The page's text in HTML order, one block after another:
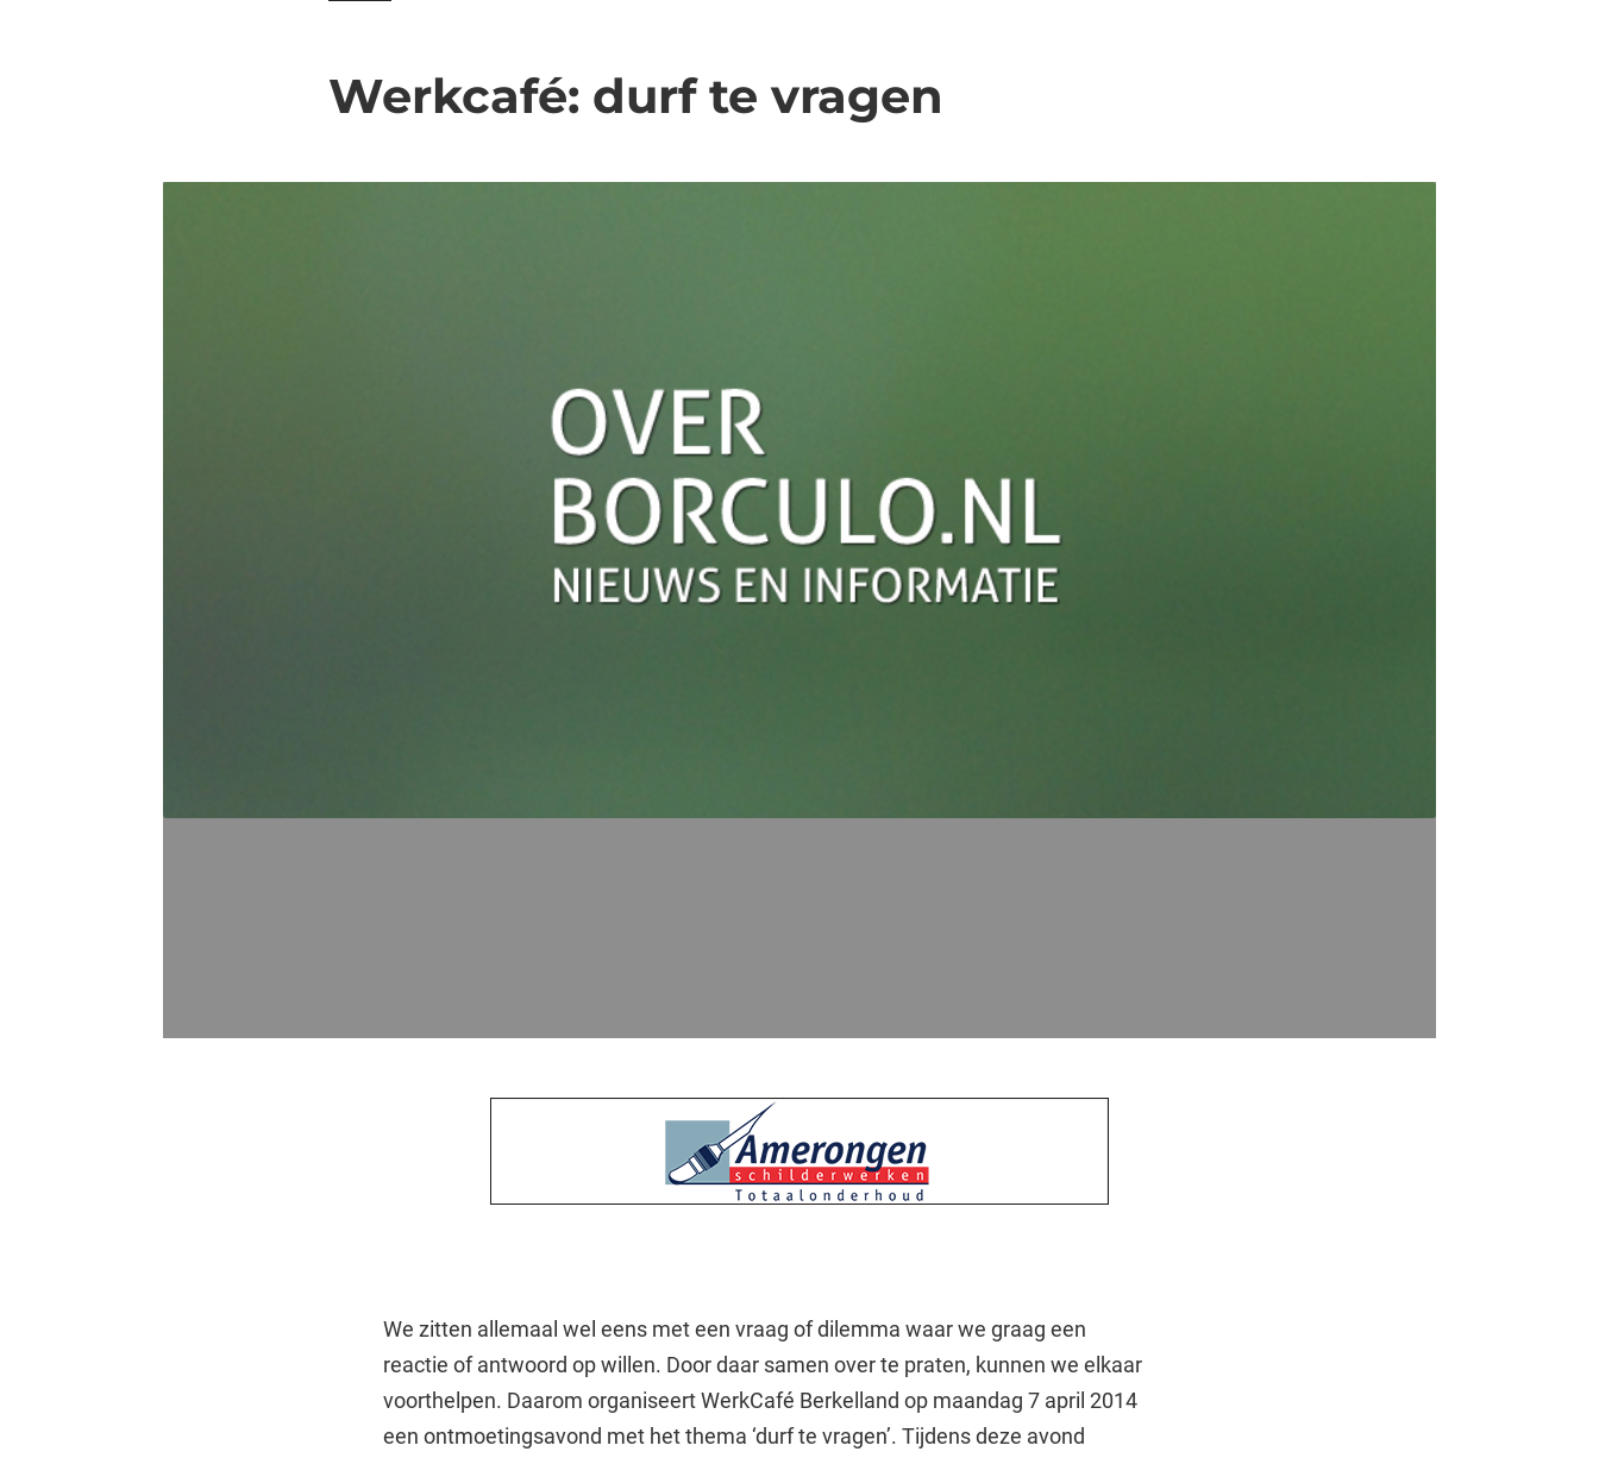
Werkcafé: durf te vragen
We zitten allemaal wel eens met een vraag of dilemma waar we graag een
reactie of antwoord op willen. Door daar samen over te praten, kunnen we elkaar
voorthelpen. Daarom organiseert WerkCafé Berkelland op maandag 7 april 2014
een ontmoetingsavond met het thema ‘durf te vragen’. Tijdens deze avond